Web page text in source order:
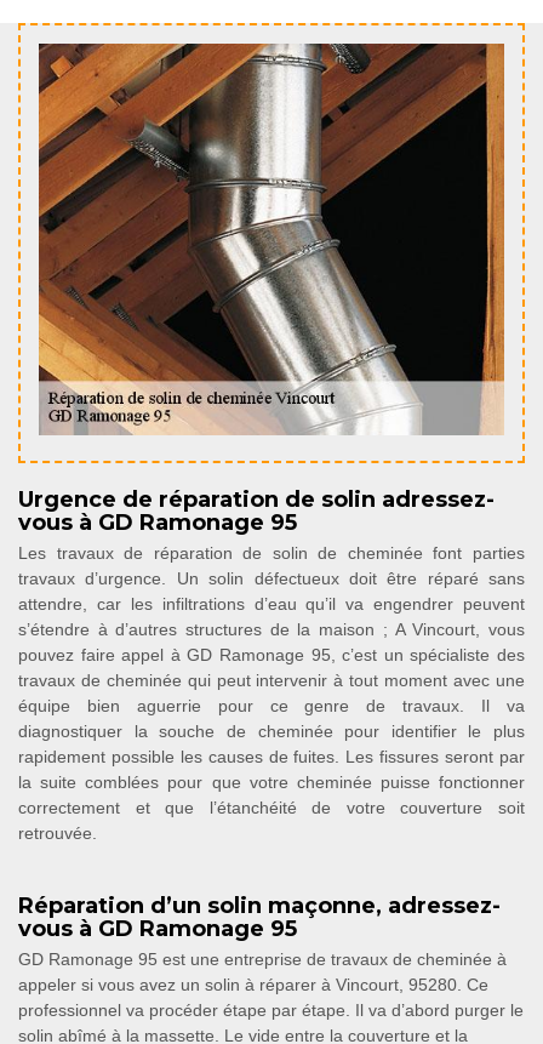
Urgence de réparation de solin adressez-
vous à GD Ramonage 95
Les travaux de réparation de solin de cheminée font parties
travaux d’urgence. Un solin défectueux doit être réparé sans
attendre, car les infiltrations d’eau qu’il va engendrer peuvent
s’étendre à d’autres structures de la maison ; A Vincourt, vous
pouvez faire appel à GD Ramonage 95, c’est un spécialiste des
travaux de cheminée qui peut intervenir à tout moment avec une
équipe bien aguerrie pour ce genre de travaux. Il va
diagnostiquer la souche de cheminée pour identifier le plus
rapidement possible les causes de fuites. Les fissures seront par
la suite comblées pour que votre cheminée puisse fonctionner
correctement et que l’étanchéité de votre couverture soit
retrouvée.
Réparation d’un solin maçonne, adressez-
vous à GD Ramonage 95
GD Ramonage 95 est une entreprise de travaux de cheminée à
appeler si vous avez un solin à réparer à Vincourt, 95280. Ce
professionnel va procéder étape par étape. Il va d’abord purger le
solin abîmé à la massette. Le vide entre la couverture et la